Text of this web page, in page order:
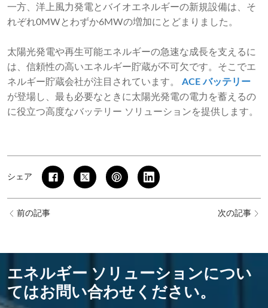
一方、洋上風力発電とバイオエネルギーの新規設備は、そ
れぞれ0MWとわずか6MWの増加にとどまりました。
太陽光発電や再生可能エネルギーの急速な成長を支えるに
は、信頼性の高いエネルギー貯蔵が不可欠です。そこでエ
ネルギー貯蔵会社が注目されています。 ACE バッテリー
が登場し、最も必要なときに太陽光発電の電力を蓄えるの
に役立つ高度なバッテリー ソリューションを提供します。
シェア
前の記事 次の記事
エネルギー ソリューションについ
てはお問い合わせください。